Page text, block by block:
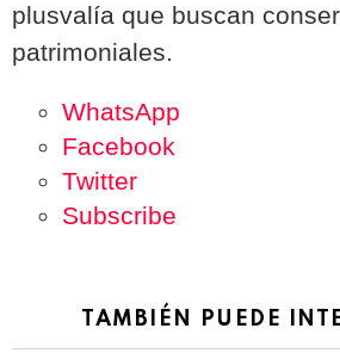
plusvalía que buscan
patrimoniales.
WhatsApp
Facebook
Twitter
Subscribe
TAMBIÉN PUEDE